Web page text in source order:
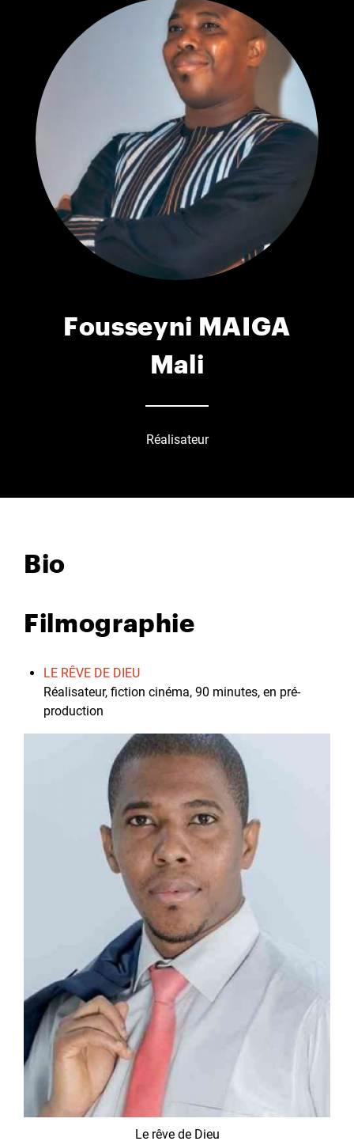
Fousseyni MAIGA
Mali
Réalisateur
Bio
Filmographie
LE RÊVE DE DIEU
Réalisateur, fiction cinéma, 90 minutes, en pré-
production
Le rêve de Dieu